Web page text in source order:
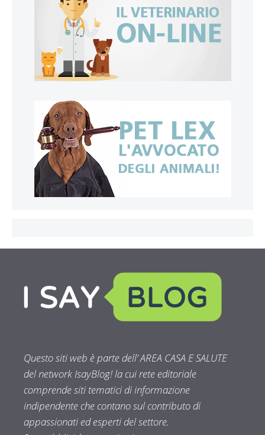
Questo siti web è parte dell’ AREA CASA E SALUTE
del network IsayBlog! la cui rete editoriale
comprende siti tematici di informazione
indipendente che contano sul contributo di
appassionati ed esperti del settore.